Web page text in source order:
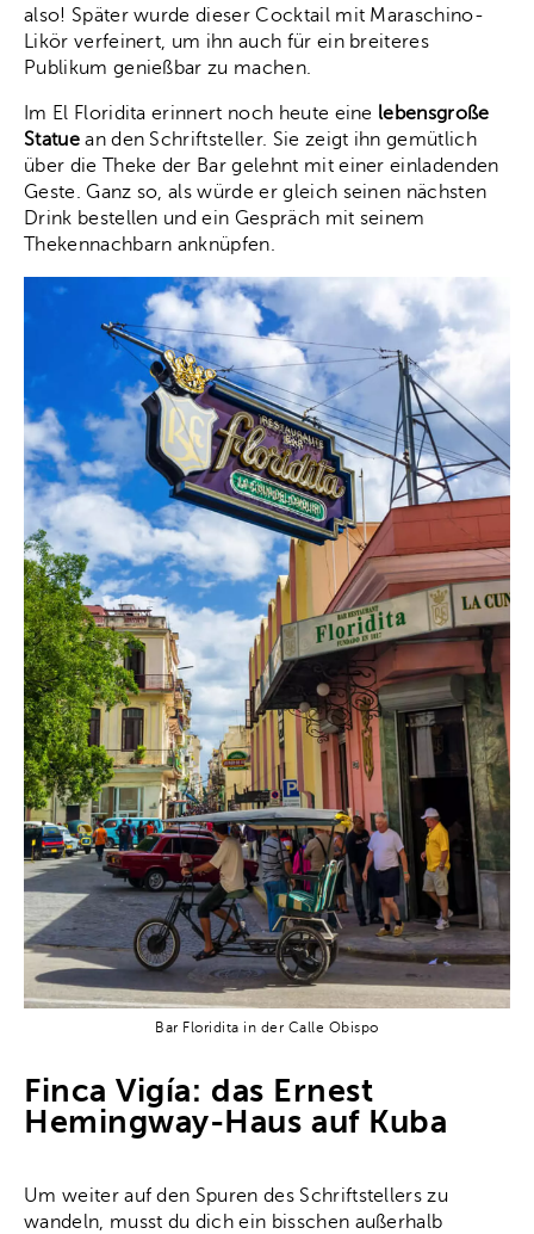
also! Später wurde dieser Cocktail mit Maraschino-
Likör verfeinert, um ihn auch für ein breiteres
Publikum genießbar zu machen.
Im El Floridita erinnert noch heute eine lebensgroße
Statuean den Schriftsteller. Sie zeigt ihn gemütlich
über die Theke der Bar gelehnt mit einer einladenden
Geste. Ganz so, als würde er gleich seinen nächsten
Drink bestellen und ein Gespräch mit seinem
Thekennachbarn anknüpfen.
Bar Floridita in der Calle Obispo
Finca Vigía: das Ernest
Hemingway-Haus auf Kuba
Um weiter auf den Spuren des Schriftstellers zu
wandeln, musst du dich ein bisschen außerhalb